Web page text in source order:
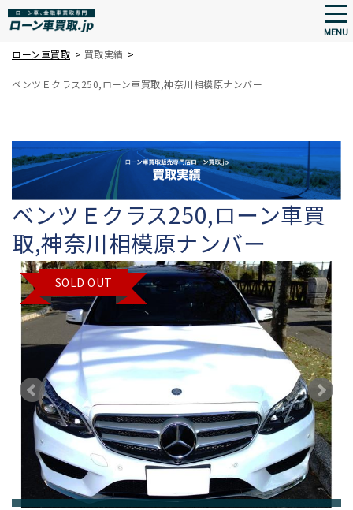
Skip
MENU
ローン車買取 > 買取実績 >
ベンツＥクラス250,ローン車買取,神奈川相模原ナンバー
ベンツＥクラス250,ローン車買
取,神奈川相模原ナンバー
SOLD OUT